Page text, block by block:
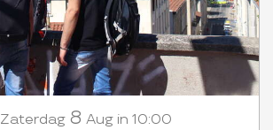
Zaterdag 8 Aug in 10:00